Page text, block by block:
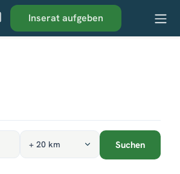
Inserat aufgeben
Suchen